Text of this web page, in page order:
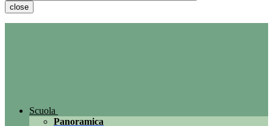
close
Scuola
Panoramica